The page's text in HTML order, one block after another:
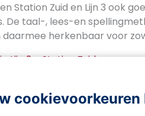
Station Zuid en Lijn 3 ook
De taal-, lees-en
herkenbaar voor
Lijn 3 – Station Zuid